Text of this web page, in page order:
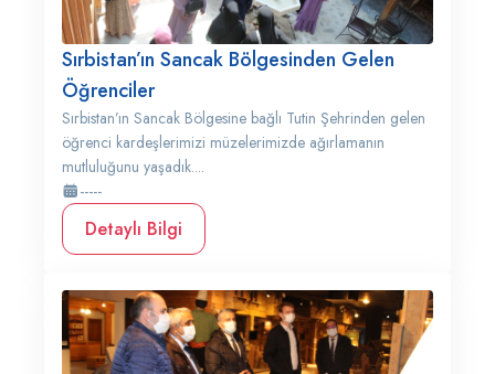
Sırbistan’ın Sancak Bölgesinden Gelen
Öğrenciler
Sırbistan’ın Sancak Bölgesine bağlı Tutin Şehrinden gelen
öğrenci kardeşlerimizi müzelerimizde ağırlamanın
mutluluğunu yaşadık....
-----
Detaylı Bilgi